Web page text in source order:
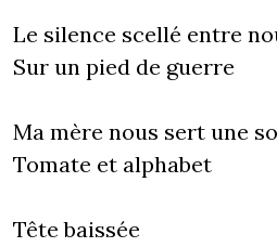
Le silence scellé entre
Sur un pied de guerre
Ma mère nous sert une
Tomate et alphabet
Tête baissée